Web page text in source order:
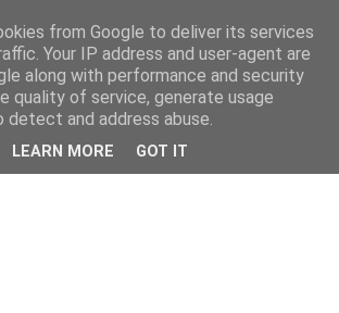
from Google to deliver its services
Your IP address and user-agent are
along with performance and security
quality of service, generate usage
and address abuse.
LEARN MORE GOT IT